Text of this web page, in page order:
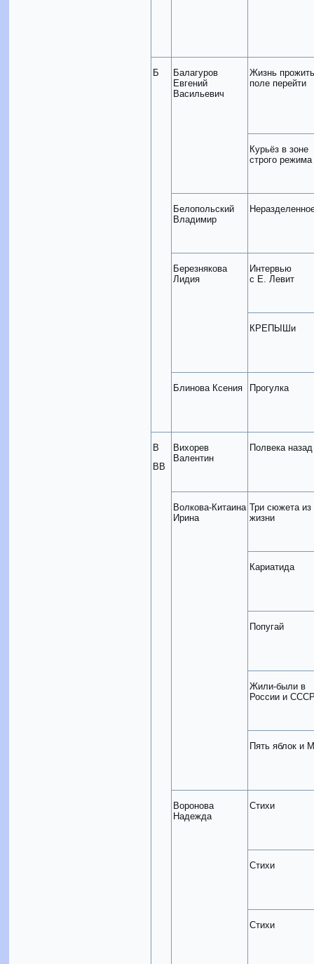
Б
Балагуров
Евгений
Васильевич
Жизнь
поле перейти
Курьёз в зоне
строго режима
Белопольский
Владимир
Березнякова
Лидия
Интервью
с Е. Левит
КРЕПЫШи
Блинова Ксения Прогулка
В
ВВ
Вихорев
Валентин
Полвека назад
Волкова-Китаина
Ирина
Три сюжета из
жизни
Кариатида
Попугай
Жили-были в
России и
Пять яблок и
Воронова
Надежда
Стихи
Стихи
Стихи